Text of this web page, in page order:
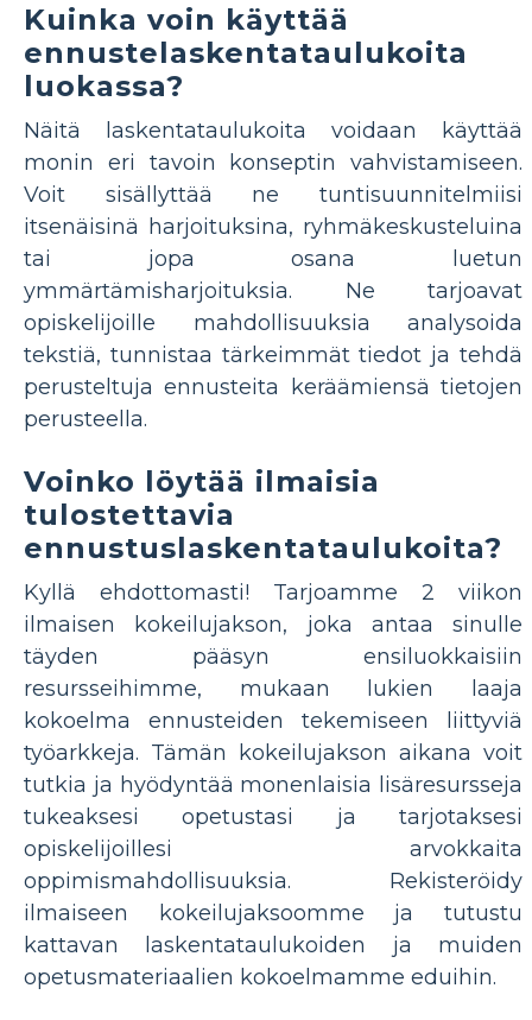
Kuinka voin käyttää
ennustelaskentataulukoita
luokassa?
Näitä laskentataulukoita voidaan käyttää
monin eri tavoin konseptin vahvistamiseen.
Voit sisällyttää ne tuntisuunnitelmiisi
itsenäisinä harjoituksina, ryhmäkeskusteluina
tai jopa osana luetun
ymmärtämisharjoituksia. Ne tarjoavat
opiskelijoille mahdollisuuksia analysoida
tekstiä, tunnistaa tärkeimmät tiedot ja tehdä
perusteltuja ennusteita keräämiensä tietojen
perusteella.
Voinko löytää ilmaisia
tulostettavia
ennustuslaskentataulukoita?
Kyllä ehdottomasti! Tarjoamme 2 viikon
ilmaisen kokeilujakson, joka antaa sinulle
täyden pääsyn ensiluokkaisiin
resursseihimme, mukaan lukien laaja
kokoelma ennusteiden tekemiseen liittyviä
työarkkeja. Tämän kokeilujakson aikana voit
tutkia ja hyödyntää monenlaisia lisäresursseja
tukeaksesi opetustasi ja tarjotaksesi
opiskelijoillesi arvokkaita
oppimismahdollisuuksia. Rekisteröidy
ilmaiseen kokeilujaksoomme ja tutustu
kattavan laskentataulukoiden ja muiden
opetusmateriaalien kokoelmamme eduihin.